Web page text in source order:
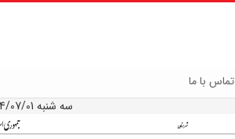
تماس با ما
سه شنبه 1404/07/01